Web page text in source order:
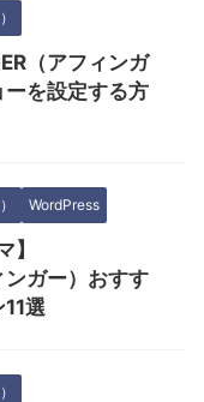
（アフィンガ
を設定する方
WordPress
】
ガー）おすす
選